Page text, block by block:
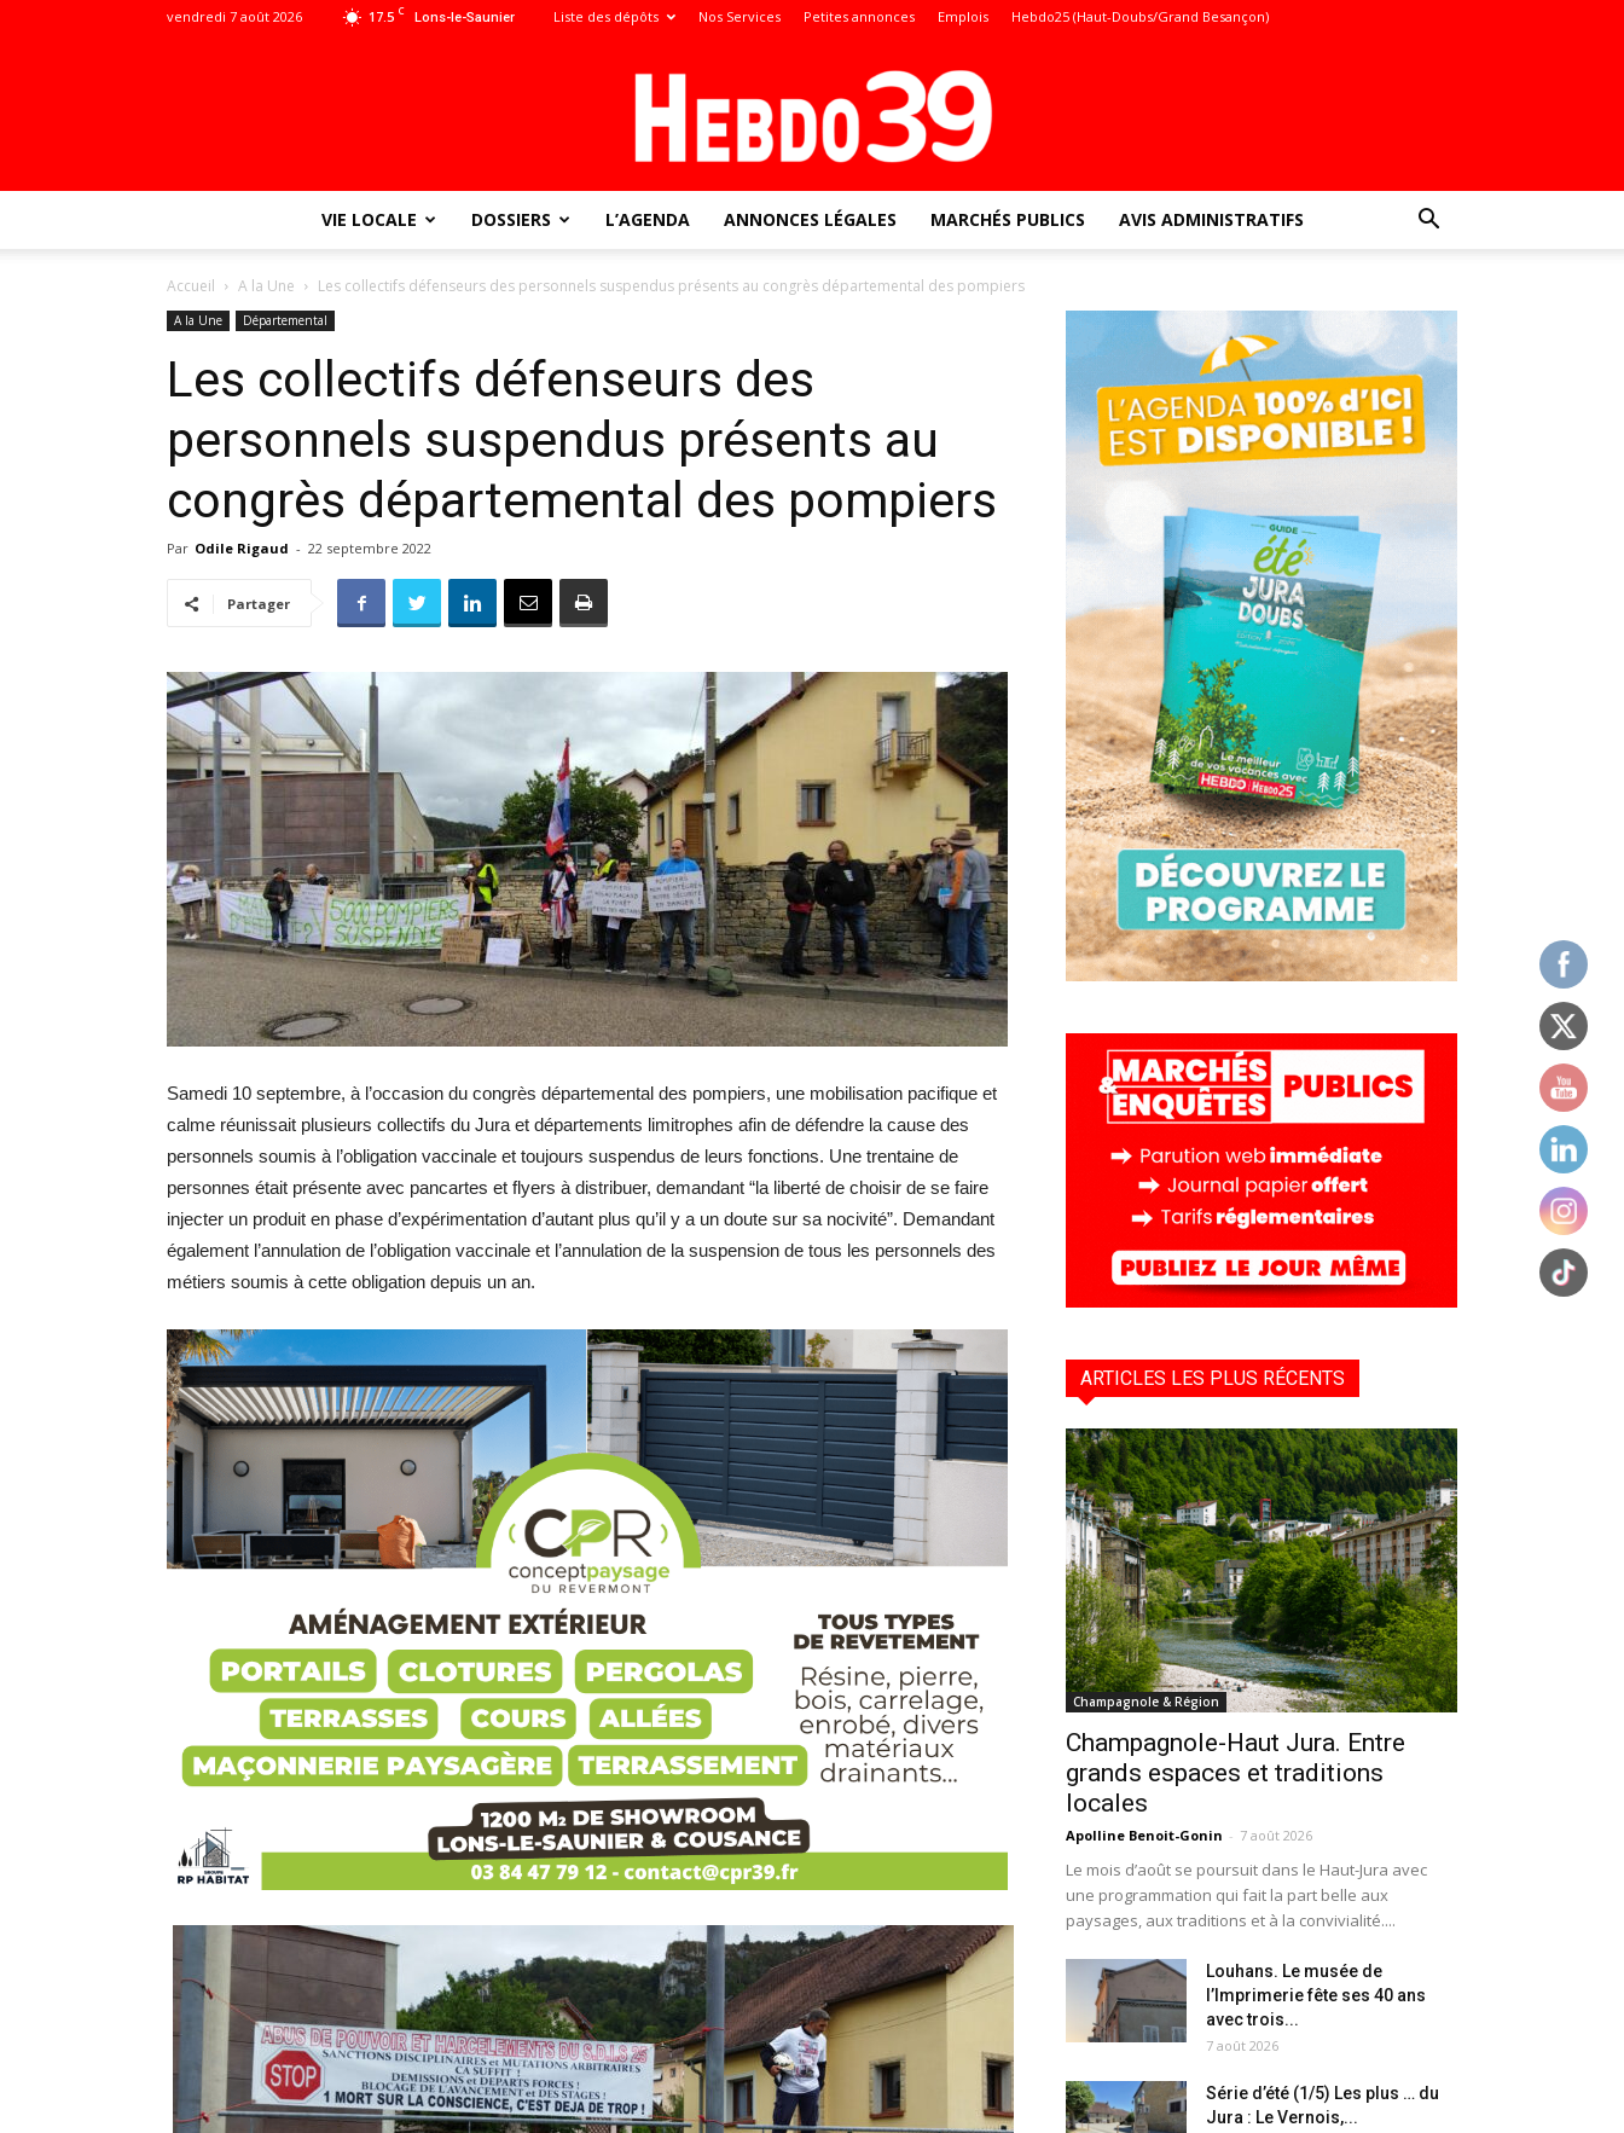
17.5 C Lons-le-Saunier
vendredi 7 août 2026 Liste des dépôts Nos Services Petites annonces Emplois Hebdo25 (Haut-Doubs/Grand Besançon)
locale
–
Hebdo39
VIE LOCALE DOSSIERS L’AGENDA ANNONCES LÉGALES MARCHÉS PUBLICS AVIS ADMINISTRATIFS
Accueil A la Une Les collectifs défenseurs des personnels suspendus présents au congrès départemental des pompiers
A la Une Départemental
Les collectifs défenseurs des
personnels suspendus présents au
congrès départemental des pompiers
Par Odile Rigaud - 22 septembre 2022
Partager
Samedi 10 septembre, à l’occasion du congrès départemental des pompiers, une mobilisation pacifique et
calme réunissait plusieurs collectifs du Jura et départements limitrophes afin de défendre la cause des
personnels soumis à l’obligation vaccinale et toujours suspendus de leurs fonctions. Une trentaine de
personnes était présente avec pancartes et flyers à distribuer, demandant “la liberté de choisir de se faire
injecter un produit en phase d’expérimentation d’autant plus qu’il y a un doute sur sa nocivité”. Demandant
également l’annulation de l’obligation vaccinale et l’annulation de la suspension de tous les personnels des
métiers soumis à cette obligation depuis un an.
ARTICLES LES PLUS RÉCENTS
Champagnole & Région
Champagnole-Haut Jura. Entre
grands espaces et traditions
locales
Apolline Benoit-Gonin - 7 août 2026
Le mois d’août se poursuit dans le Haut-Jura avec
une programmation qui fait la part belle aux
paysages, aux traditions et à la convivialité....
Louhans. Le musée de
l’Imprimerie fête ses 40 ans
avec trois...
7 août 2026
Série d’été (1/5) Les plus … du
Jura : Le Vernois,...